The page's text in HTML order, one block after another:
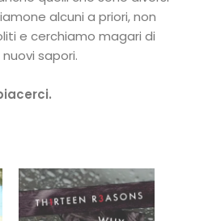
alcuni a priori, non
e cerchiamo magari di
sapori.